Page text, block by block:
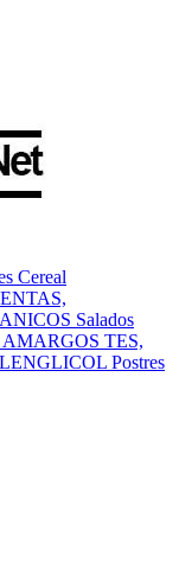
Cereal
Salados
TES,
Postres